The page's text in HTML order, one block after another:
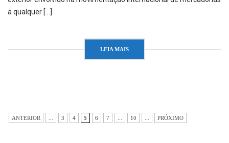
a qualquer […]
LEIA MAIS
ANTERIOR 3 4 5 6 7 10 PRÓXIMO